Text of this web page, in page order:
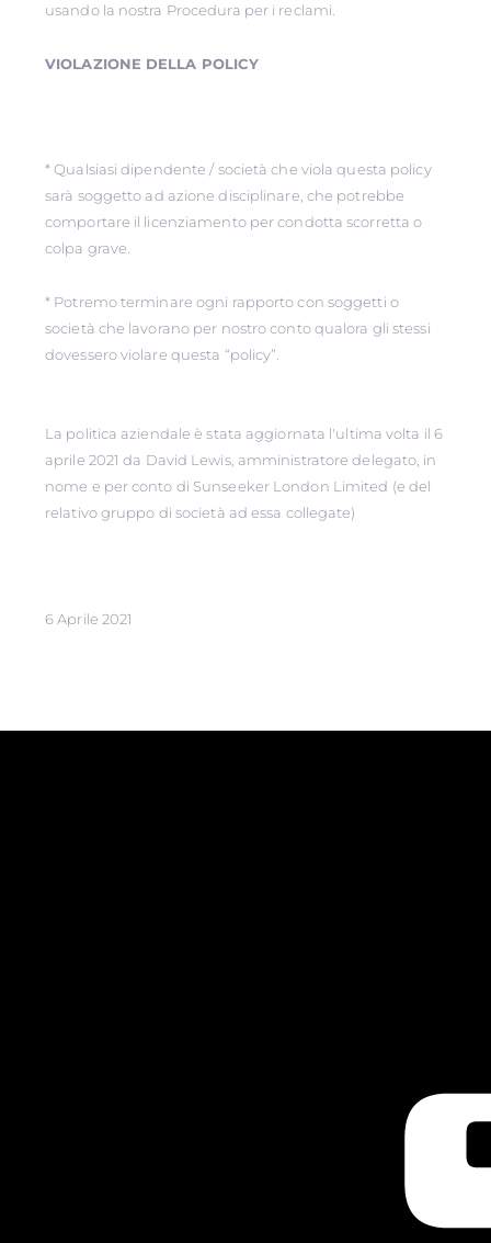
usando la nostra Procedura per i reclami.
VIOLAZIONE DELLA POLICY
* Qualsiasi dipendente / società che viola questa policy
sarà soggetto ad azione disciplinare, che potrebbe
comportare il licenziamento per condotta scorretta o
colpa grave.
* Potremo terminare ogni rapporto con soggetti o
società che lavorano per nostro conto qualora gli stessi
dovessero violare questa “policy”.
La politica aziendale è stata aggiornata l'ultima volta il 6
aprile 2021 da David Lewis, amministratore delegato, in
nome e per conto di Sunseeker London Limited (e del
relativo gruppo di società ad essa collegate)
6 Aprile 2021